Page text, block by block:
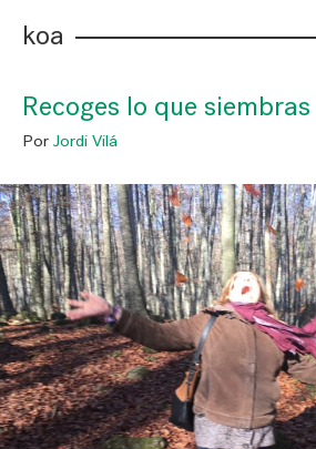
koa
Recoges lo que siembras
Por Jordi Vilá